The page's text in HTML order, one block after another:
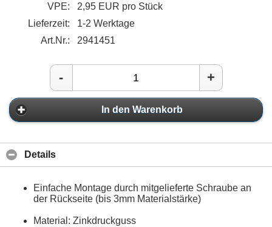
VPE:
2,95 EUR pro Stück
Lieferzeit:
1-2 Werktage
Art.Nr.:
2941451
- +
In den Warenkorb
Details
Einfache Montage durch mitgelieferte Schraube an
der Rückseite (bis 3mm Materialstärke)
Material: Zinkdruckguss